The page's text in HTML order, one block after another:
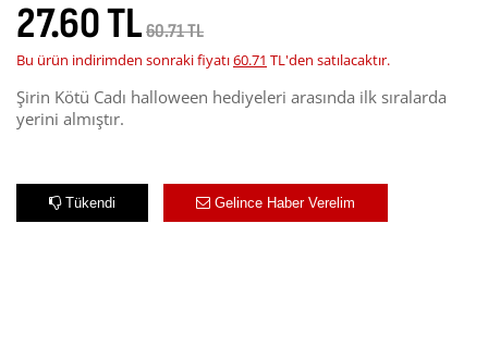
27.60 TL60.71 TL
Bu ürün indirimden sonraki fiyatı60.71 TL'den satılacaktır.
Şirin Kötü Cadı halloween hediyeleri arasında ilk sıralarda
yerini almıştır.
Tükendi Gelince Haber Verelim